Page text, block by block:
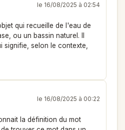
le 16/08/2025 à 02:54
qui recueille de l'eau de
ou un bassin naturel. Il
signifie, selon le contexte,
le 16/08/2025 à 00:22
la définition du mot